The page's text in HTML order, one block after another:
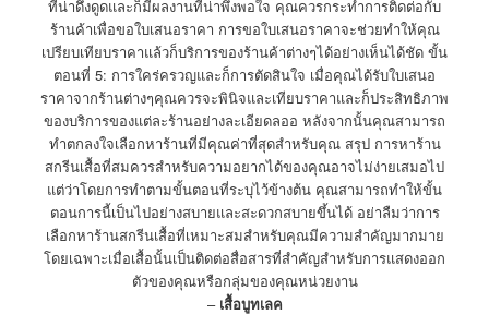
ที่น่าดึงดูดและก็มีผลงานที่น่าพึงพอใจ คุณควรกระทำการติดต่อกับ
ร้านค้าเพื่อขอใบเสนอราคา การขอใบเสนอราคาจะช่วยทำให้คุณ
เปรียบเทียบราคาแล้วก็บริการของร้านค้าต่างๆได้อย่างเห็นได้ชัด ขั้น
ตอนที่ 5: การใคร่ครวญและก็การตัดสินใจ เมื่อคุณได้รับใบเสนอ
ราคาจากร้านต่างๆคุณควรจะพินิจและเทียบราคาและก็ประสิทธิภาพ
ของบริการของแต่ละร้านอย่างละเอียดลออ หลังจากนั้นคุณสามารถ
ทำตกลงใจเลือกหาร้านที่มีคุณค่าที่สุดสำหรับคุณ สรุป การหาร้าน
สกรีนเสื้อที่สมควรสำหรับความอยากได้ของคุณอาจไม่ง่ายเสมอไป
แต่ว่าโดยการทำตามขั้นตอนที่ระบุไว้ข้างต้น คุณสามารถทำให้ขั้น
ตอนการนี้เป็นไปอย่างสบายและสะดวกสบายขึ้นได้ อย่าลืมว่าการ
เลือกหาร้านสกรีนเสื้อที่เหมาะสมสำหรับคุณมีความสำคัญมากมาย
โดยเฉพาะเมื่อเสื้อนั้นเป็นติดต่อสื่อสารที่สำคัญสำหรับการแสดงออก
ตัวของคุณหรือกลุ่มของคุณหน่วยงาน
– เสื้อบูทเลค